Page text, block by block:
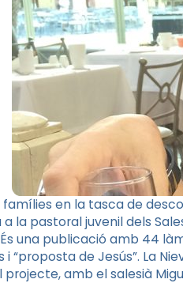
en la tasca de
la pastoral juvenil dels
una publicació amb 44
de Jesús”. La
amb el salesià